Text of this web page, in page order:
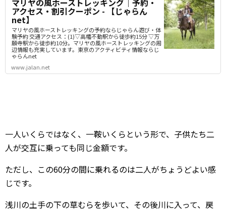
マリヤの風ホーストレッキング｜予約・
アクセス・割引クーポン - 【じゃらん
net】
マリヤの風ホーストレッキングの予約ならじゃらん遊び・体
験予約 交通アクセス：(1)▽高幡不動駅から徒歩約15分 ▽万
願寺駅から徒歩約10分。マリヤの風ホーストレッキングの周
辺情報も充実しています。東京のアクティビティ情報ならじ
ゃらんnet
www.jalan.net
一人いくらではなく、一鞍いくらという形で、子供たち二
人が交互に乗っても同じ金額です。
ただし、この60分の間に乗れるのは二人がちょうどよい感
じです。
浅川の土手の下の草むらを歩いて、その後川に入って、戻